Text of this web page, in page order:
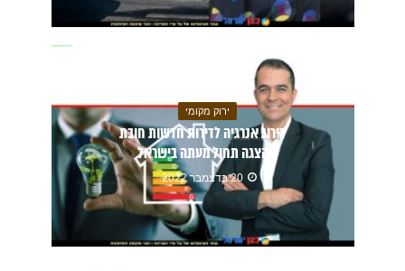
ירוק מקומי
דירוג אנרגיה לדירות חדשות חובת
הצגה תחול מעתה בישראל
20 בדצמבר 2022